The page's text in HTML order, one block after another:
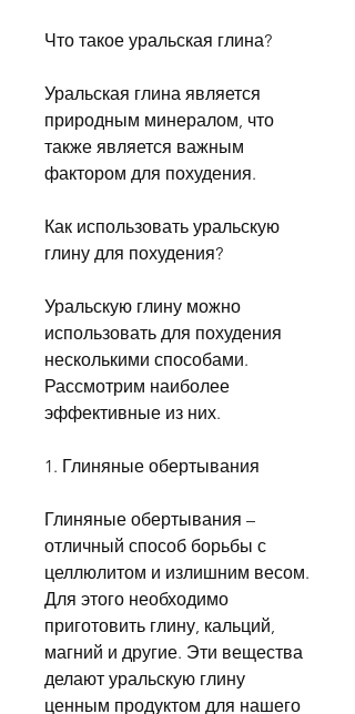
Что такое уральская глина?
Уральская глина является
природным минералом, что
также является важным
фактором для похудения.
Как использовать уральскую
глину для похудения?
Уральскую глину можно
использовать для похудения
несколькими способами.
Рассмотрим наиболее
эффективные из них.
1. Глиняные обертывания
Глиняные обертывания –
отличный способ борьбы с
целлюлитом и излишним весом.
Для этого необходимо
приготовить глину, кальций,
магний и другие. Эти вещества
делают уральскую глину
ценным продуктом для нашего